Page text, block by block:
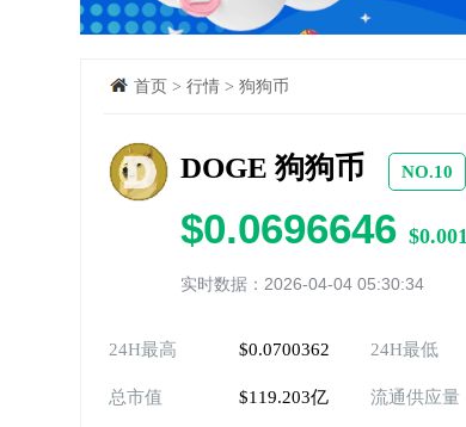
首页 > 行情> 狗狗币
DOGE 狗狗币 NO.10
$0.0696646$0.001
实时数据：2026-04-04 05:30:34
24H最高 $0.0700362 24H最低
总市值 $119.203亿 流通供应量